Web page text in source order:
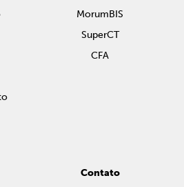
MorumBIS
SuperCT
CFA
Contato